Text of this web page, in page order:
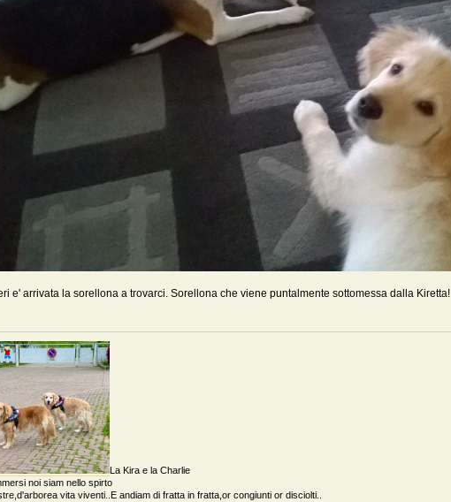
e' arrivata la sorellona a trovarci. Sorellona che viene puntalmente sottomessa dalla Kiretta!
La Kira e la Charlie
noi siam nello spirto
vita viventi..E andiam di fratta in fratta,or congiunti or disciolti..